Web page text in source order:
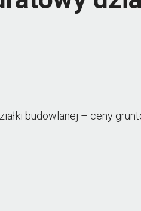
budowlanej – ceny